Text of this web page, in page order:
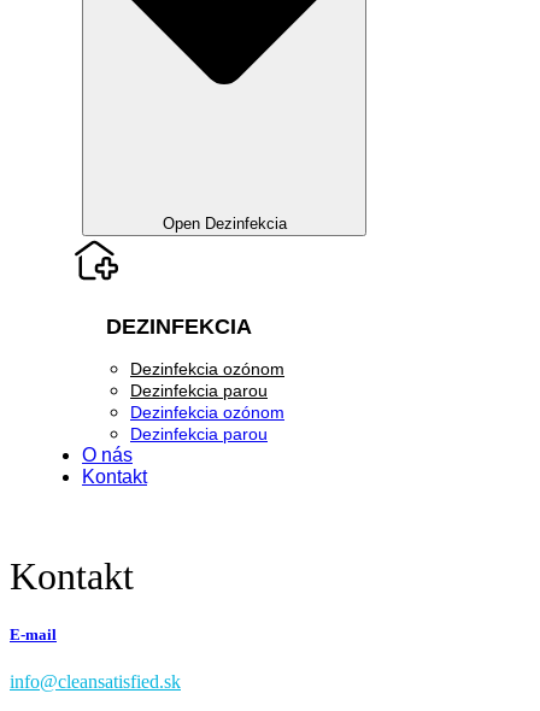
Open Dezinfekcia
DEZINFEKCIA
Dezinfekcia ozónom
Dezinfekcia parou
Dezinfekcia ozónom
Dezinfekcia parou
O nás
Kontakt
Kontakt
E-mail
info@cleansatisfied.sk